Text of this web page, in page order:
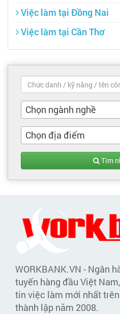
Việc làm tại Đồng Nai
Việc làm tại Cần Thơ
Chọn ngành nghề
Chọn địa điểm
Tìm
WORKBANK.VN - Ngân
tuyến hàng đầu Việt
tin việc làm mới nhất
thành lập năm 2008.